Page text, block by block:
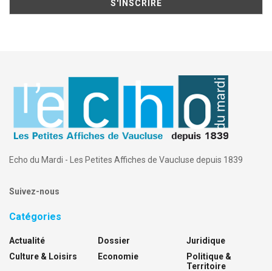
Echo du Mardi - Les Petites Affiches de Vaucluse depuis 1839
Suivez-nous
Catégories
Actualité
Culture & Loisirs
Dossier
Economie
Juridique
Politique &
Territoire